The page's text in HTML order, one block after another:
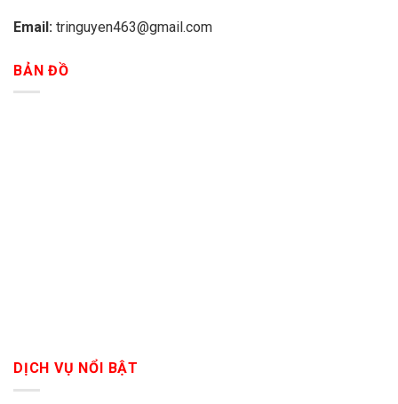
Email: tringuyen463@gmail.com
BẢN ĐỒ
DỊCH VỤ NỔI BẬT